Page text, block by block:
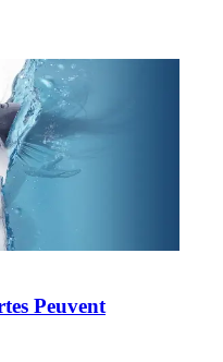
Peuvent